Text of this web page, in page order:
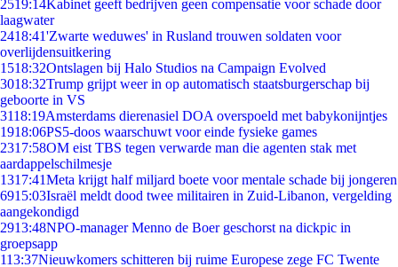
2519:14Kabinet geeft bedrijven geen compensatie voor schade door
laagwater
2418:41'Zwarte weduwes' in Rusland trouwen soldaten voor
overlijdensuitkering
1518:32Ontslagen bij Halo Studios na Campaign Evolved
3018:32Trump grijpt weer in op automatisch staatsburgerschap bij
geboorte in VS
3118:19Amsterdams dierenasiel DOA overspoeld met babykonijntjes
1918:06PS5-doos waarschuwt voor einde fysieke games
2317:58OM eist TBS tegen verwarde man die agenten stak met
aardappelschilmesje
1317:41Meta krijgt half miljard boete voor mentale schade bij jongeren
6915:03Israël meldt dood twee militairen in Zuid-Libanon, vergelding
aangekondigd
2913:48NPO-manager Menno de Boer geschorst na dickpic in
groepsapp
113:37Nieuwkomers schitteren bij ruime Europese zege FC Twente